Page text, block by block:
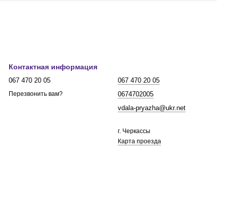
Контактная информация
067 470 20 05
Перезвонить вам?
067 470 20 05
0674702005
vdala-pryazha@ukr.net
г. Черкассы
Карта проезда